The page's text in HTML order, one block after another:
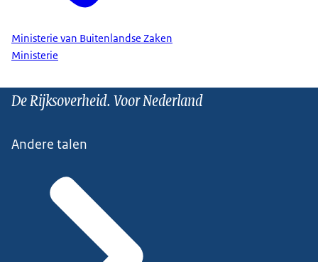
Ministerie van Buitenlandse Zaken
Ministerie
De Rijksoverheid. Voor Nederland
Andere talen